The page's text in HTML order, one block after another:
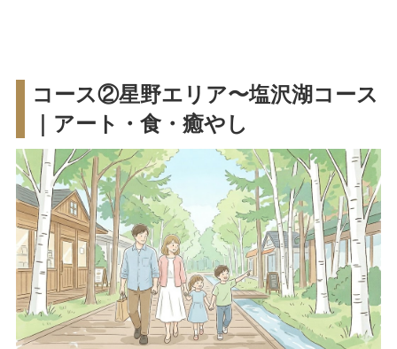
コース②星野エリア〜塩沢湖コース
｜アート・食・癒やし